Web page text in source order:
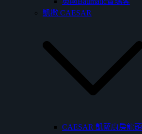
凱撒 CAESAR
CAESAR 凱薩廚房龍頭